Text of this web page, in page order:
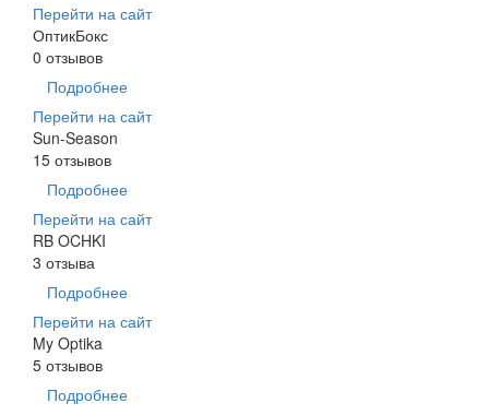
Перейти на сайт
ОптикБокс
0 отзывов
Подробнее
Перейти на сайт
Sun-Season
15 отзывов
Подробнее
Перейти на сайт
RB OCHKI
3 отзыва
Подробнее
Перейти на сайт
My Optika
5 отзывов
Подробнее